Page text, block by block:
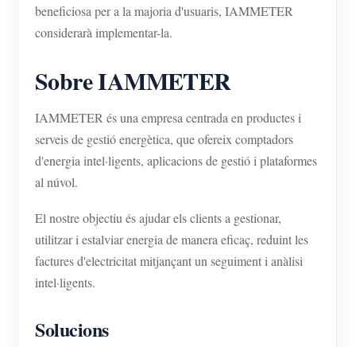
beneficiosa per a la majoria d'usuaris, IAMMETER
considerarà implementar-la.
Sobre IAMMETER
IAMMETER és una empresa centrada en productes i
serveis de gestió energètica, que ofereix comptadors
d'energia intel·ligents, aplicacions de gestió i plataformes
al núvol.
El nostre objectiu és ajudar els clients a gestionar,
utilitzar i estalviar energia de manera eficaç, reduint les
factures d'electricitat mitjançant un seguiment i anàlisi
intel·ligents.
Solucions